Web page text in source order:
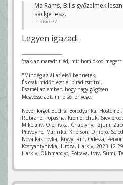
Ma Rams, Bills győzelmek
sackje lesz.
xrace77
Legyen igazad!
'csak az maradt tiéd, mit homlokod megett
"Mindég az állat első bennetek,
És csak midőn ezt el birád csitítni,
Eszmél az ember, hogy nagy-gőgösen
Megvesse azt, mi első lényege."
Never forget Bucha, Borodyanka,
Rubizne, Popasna, Kremenchuk,
Mikolajiv, Olenivka, Chaplyny, Izjum,
Pravdyne, Marinka, Kherson, Dnipro,
Nova Kakhovka, Kryvyi Rih, Odessa,
Kostyantynivka, Hroza, Harkiv,
Harkiv, Okhmatdyt, Poltava, Lviv, Sumi,